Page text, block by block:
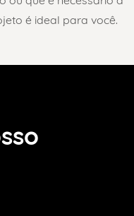
é ideal para você.